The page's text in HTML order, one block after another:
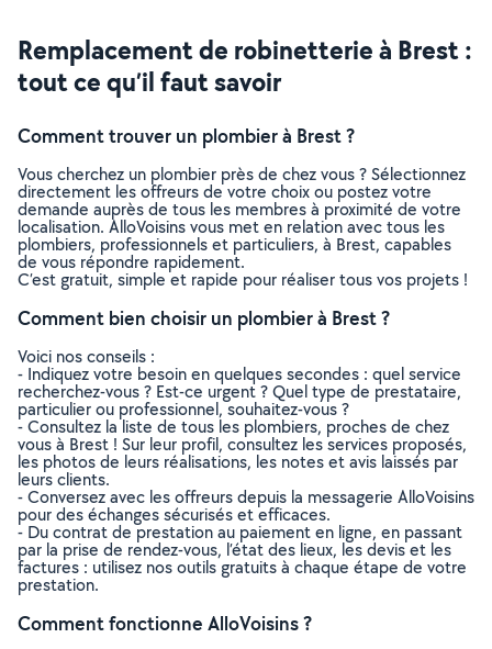
Remplacement de robinetterie à Brest :
tout ce qu’il faut savoir
Comment trouver un plombier à Brest ?
Vous cherchez un plombier près de chez vous ? Sélectionnez
directement les offreurs de votre choix ou postez votre
demande auprès de tous les membres à proximité de votre
localisation. AlloVoisins vous met en relation avec tous les
plombiers, professionnels et particuliers, à Brest, capables
de vous répondre rapidement.
C’est gratuit, simple et rapide pour réaliser tous vos projets !
Comment bien choisir un plombier à Brest ?
Voici nos conseils :
- Indiquez votre besoin en quelques secondes : quel service
recherchez-vous ? Est-ce urgent ? Quel type de prestataire,
particulier ou professionnel, souhaitez-vous ?
- Consultez la liste de tous les plombiers, proches de chez
vous à Brest ! Sur leur profil, consultez les services proposés,
les photos de leurs réalisations, les notes et avis laissés par
leurs clients.
- Conversez avec les offreurs depuis la messagerie AlloVoisins
pour des échanges sécurisés et efficaces.
- Du contrat de prestation au paiement en ligne, en passant
par la prise de rendez-vous, l’état des lieux, les devis et les
factures : utilisez nos outils gratuits à chaque étape de votre
prestation.
Comment fonctionne AlloVoisins ?